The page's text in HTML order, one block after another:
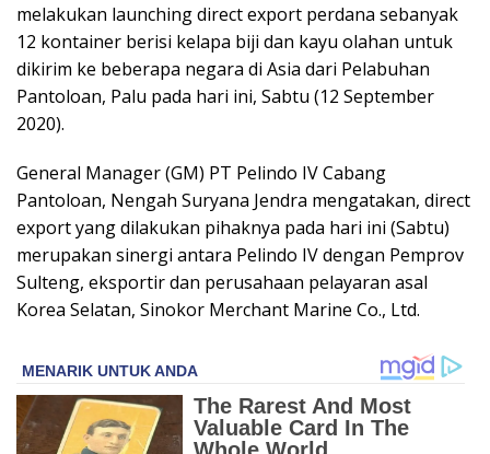
melakukan launching direct export perdana sebanyak
12 kontainer berisi kelapa biji dan kayu olahan untuk
dikirim ke beberapa negara di Asia dari Pelabuhan
Pantoloan, Palu pada hari ini, Sabtu (12 September
2020).
General Manager (GM) PT Pelindo IV Cabang
Pantoloan, Nengah Suryana Jendra mengatakan, direct
export yang dilakukan pihaknya pada hari ini (Sabtu)
merupakan sinergi antara Pelindo IV dengan Pemprov
Sulteng, eksportir dan perusahaan pelayaran asal
Korea Selatan, Sinokor Merchant Marine Co., Ltd.